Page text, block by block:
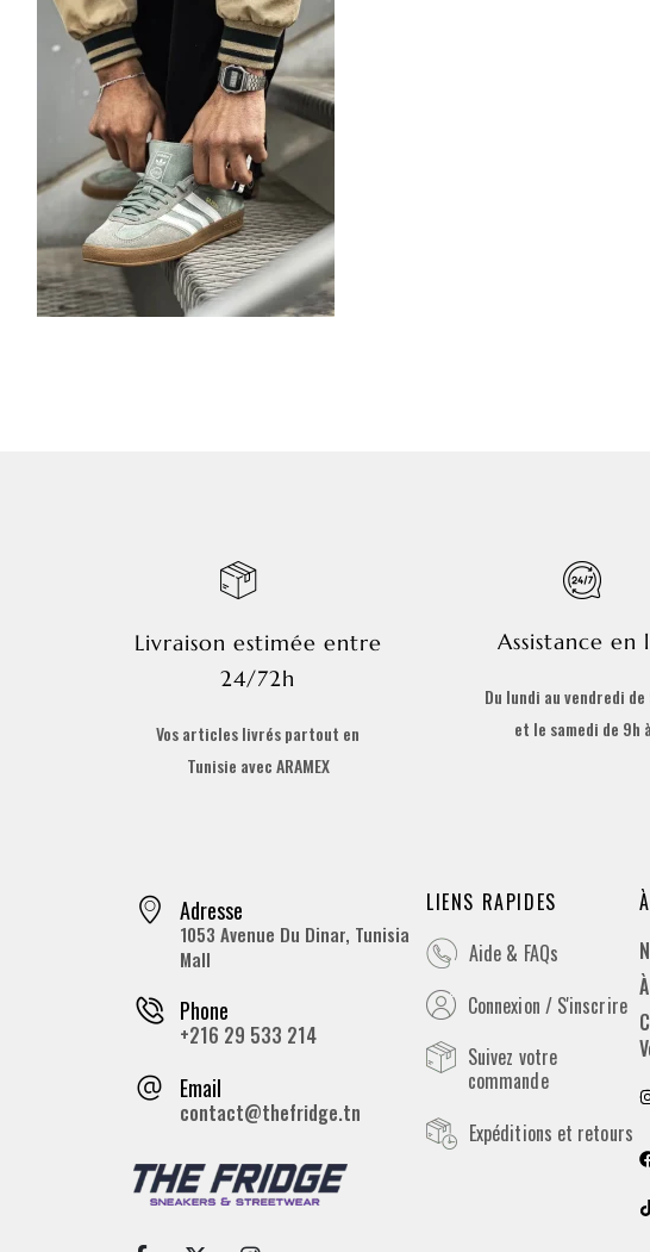
Livraison estimée entre
24/72h
Vos articles livrés partout en
Tunisie avec ARAMEX
Assistance en
Du lundi au vendredi de
et le samedi de 9h
Adresse
1053 Avenue Du Dinar, Tunisia
Mall
Phone
+216 29 533 214
Email
contact@thefridge.tn
LIENS RAPIDES
Aide & FAQs
Connexion / S'inscrire
Suivez votre
commande
Expéditions et retours